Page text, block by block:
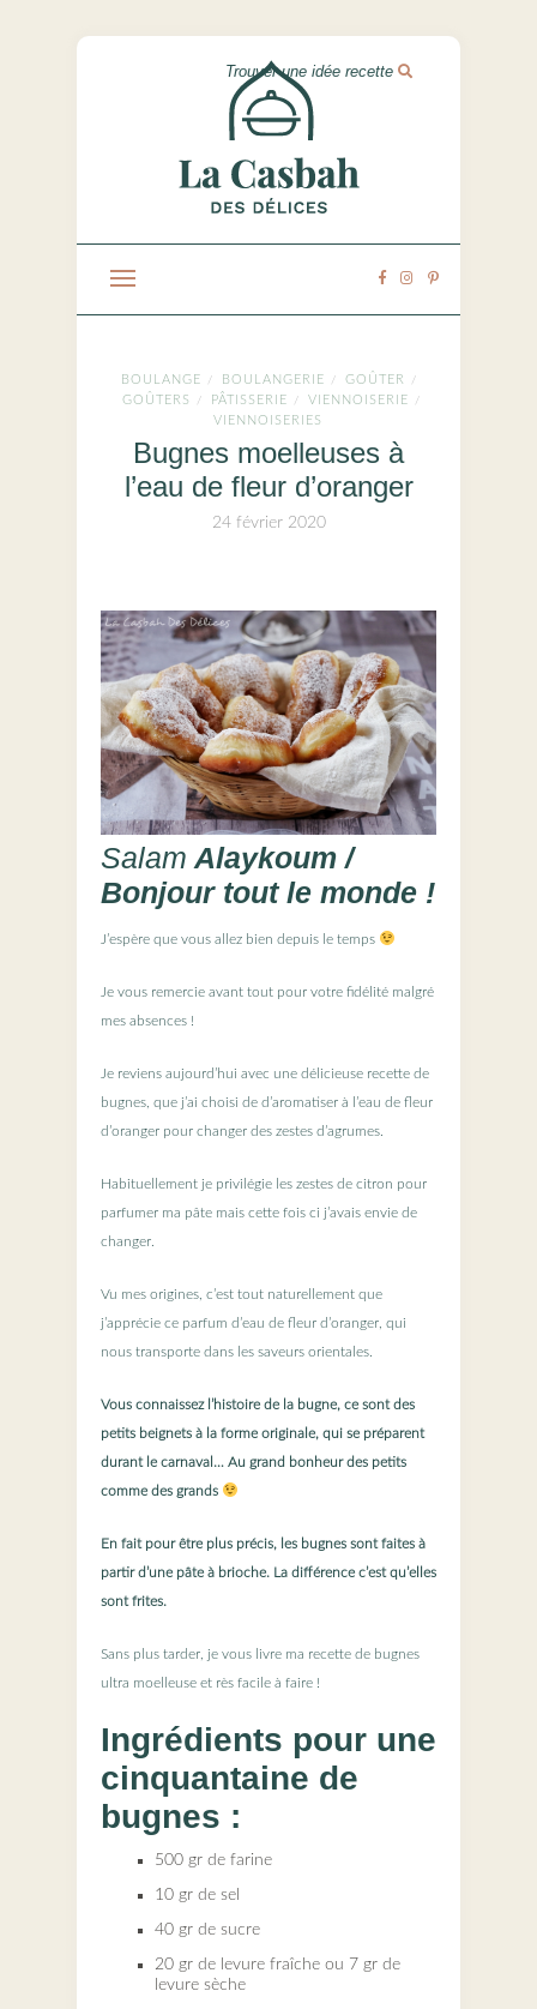
BOULANGE / BOULANGERIE / GOÛTER /
GOÛTERS / PÂTISSERIE / VIENNOISERIE /
VIENNOISERIES
Bugnes moelleuses à
l’eau de fleur d’oranger
24 février 2020
Salam Alaykoum /
Bonjour tout le monde !
J’espère que vous allez bien depuis le temps
Je vous remercie avant tout pour votre fidélité malgré
mes absences !
Je reviens aujourd’hui avec une délicieuse recette de
bugnes, que j’ai choisi de d’aromatiser à l’eau de fleur
d’oranger pour changer des zestes d’agrumes.
Habituellement je privilégie les zestes de citron pour
parfumer ma pâte mais cette fois ci j’avais envie de
changer.
Vu mes origines, c’est tout naturellement que
j’apprécie ce parfum d’eau de fleur d’oranger, qui
nous transporte dans les saveurs orientales.
Vous connaissez l’histoire de la bugne, ce sont des
petits beignets à la forme originale, qui se préparent
durant le carnaval… Au grand bonheur des petits
comme des grands
En fait pour être plus précis, les bugnes sont faites à
partir d’une pâte à brioche. La différence c’est qu’elles
sont frites.
Sans plus tarder, je vous livre ma recette de bugnes
ultra moelleuse et rès facile à faire !
Ingrédients pour une
cinquantaine de
bugnes :
500 gr de farine
10 gr de sel
40 gr de sucre
20 gr de levure fraîche ou 7 gr de
levure sèche